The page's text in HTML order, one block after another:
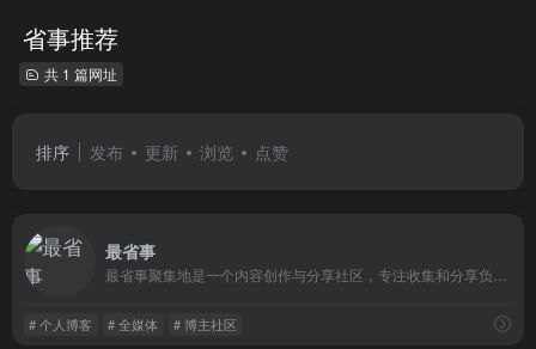
省事推荐
共 1 篇网址
排序 发布 更新 浏览 点赞
最省事
# 个人博客 # 全媒体 # 博主社区